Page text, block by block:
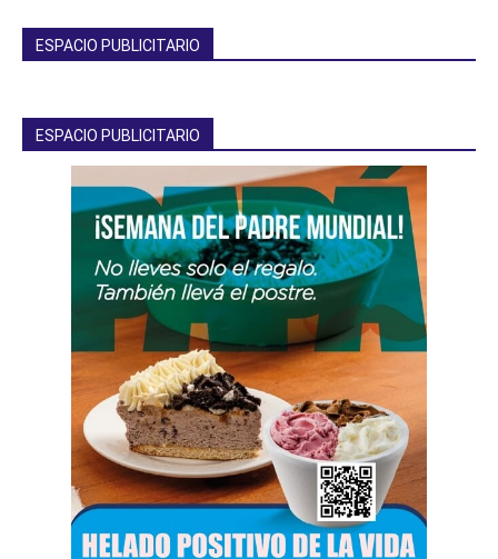
ESPACIO PUBLICITARIO
ESPACIO PUBLICITARIO